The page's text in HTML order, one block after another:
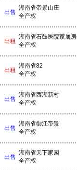
出售
湖南省帝景山庄
全产权
出租
湖南省石鼓医院家属房
全产权
出租
湖南省82
全产权
出售
湖南省西湖新村
全产权
出售
湖南省御江帝景
全产权
出售
湖南省天下家园
全产权